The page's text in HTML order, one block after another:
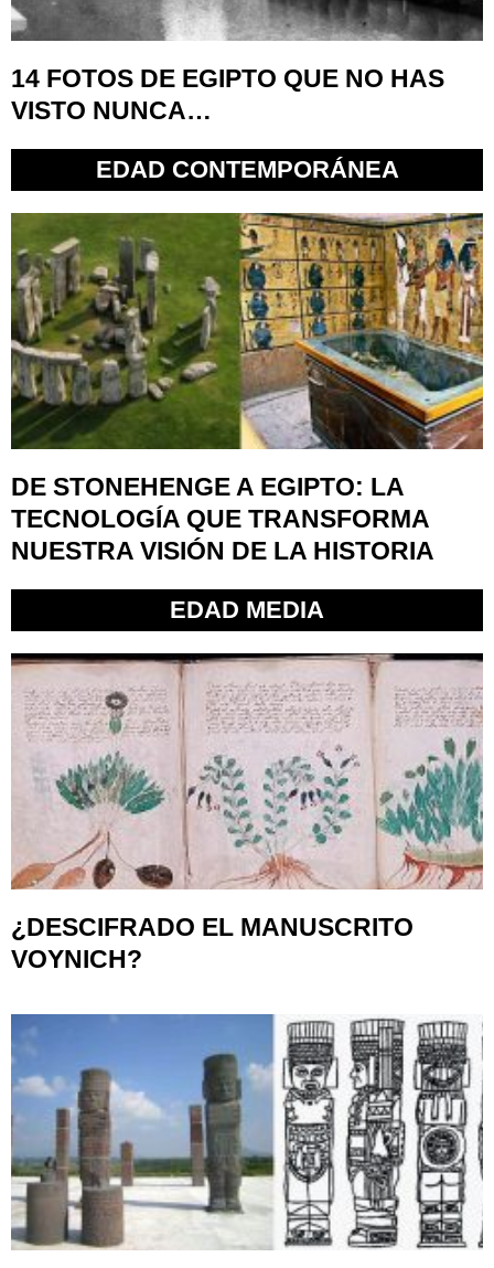
14 FOTOS DE EGIPTO QUE NO HAS
VISTO NUNCA…
EDAD CONTEMPORÁNEA
DE STONEHENGE A EGIPTO: LA
TECNOLOGÍA QUE TRANSFORMA
NUESTRA VISIÓN DE LA HISTORIA
EDAD MEDIA
¿DESCIFRADO EL MANUSCRITO
VOYNICH?